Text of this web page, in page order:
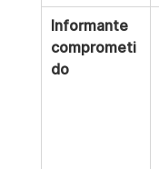
Informante
comprometi
do